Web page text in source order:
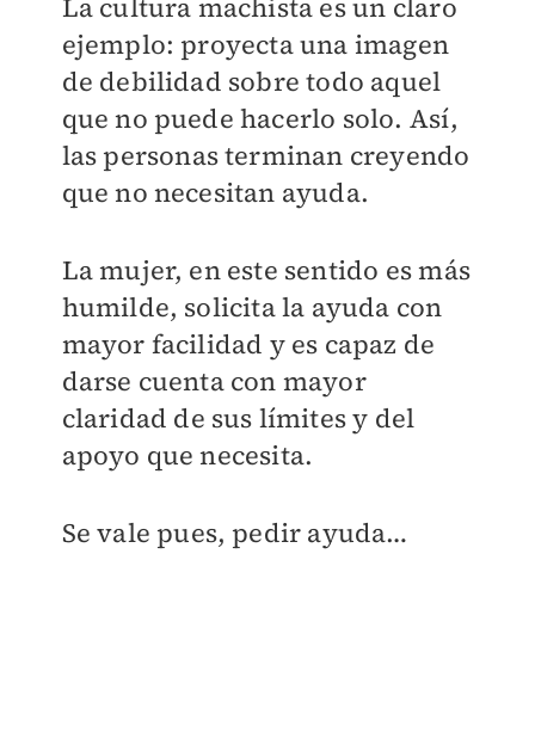
La cultura machista es un claro
ejemplo: proyecta una imagen
de debilidad sobre todo aquel
que no puede hacerlo solo. Así,
las personas terminan creyendo
que no necesitan ayuda.
La mujer, en este sentido es más
humilde, solicita la ayuda con
mayor facilidad y es capaz de
darse cuenta con mayor
claridad de sus límites y del
apoyo que necesita.
Se vale pues, pedir ayuda…